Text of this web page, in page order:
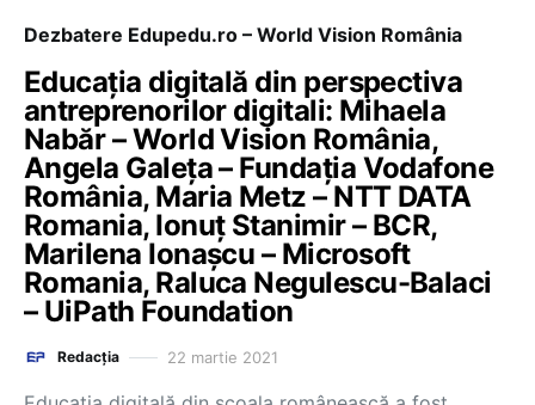
Dezbatere Edupedu.ro – World Vision România
Educația digitală din perspectiva
antreprenorilor digitali: Mihaela
Nabăr – World Vision România,
Angela Galeța – Fundația Vodafone
România, Maria Metz – NTT DATA
Romania, Ionuț Stanimir – BCR,
Marilena Ionașcu – Microsoft
Romania, Raluca Negulescu-Balaci
– UiPath Foundation
Redacția 22 martie 2021